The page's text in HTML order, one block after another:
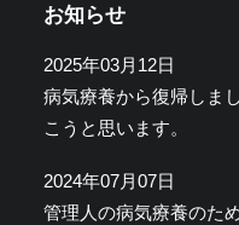
お知らせ
2025年03月12日
病気療養から復帰しま
こうと思います。
2024年07月07日
管理人の病気療養のた